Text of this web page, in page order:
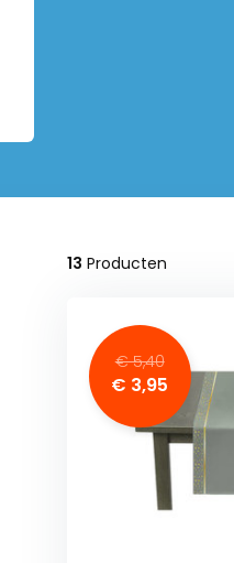
13 Producten
€ 5,40
€ 3,95